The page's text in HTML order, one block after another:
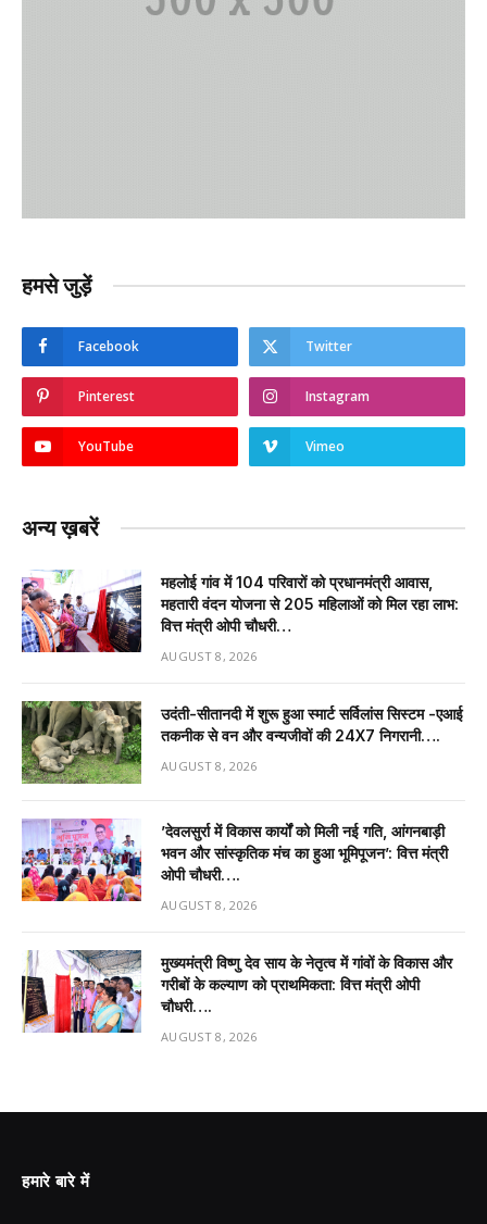
हमसे जुड़ें
Facebook Twitter
Pinterest Instagram
YouTube Vimeo
अन्य ख़बरें
महलोई गांव में 104 परिवारों को प्रधानमंत्री आवास,
महतारी वंदन योजना से 205 महिलाओं को मिल रहा लाभ:
वित्त मंत्री ओपी चौधरी…
AUGUST 8, 2026
उदंती-सीतानदी में शुरू हुआ स्मार्ट सर्विलांस सिस्टम -एआई
तकनीक से वन और वन्यजीवों की 24X7 निगरानी….
AUGUST 8, 2026
’देवलसुर्रा में विकास कार्यों को मिली नई गति, आंगनबाड़ी
भवन और सांस्कृतिक मंच का हुआ भूमिपूजन’: वित्त मंत्री
ओपी चौधरी….
AUGUST 8, 2026
मुख्यमंत्री विष्णु देव साय के नेतृत्व में गांवों के विकास और
गरीबों के कल्याण को प्राथमिकता: वित्त मंत्री ओपी
चौधरी….
AUGUST 8, 2026
हमारे बारे में